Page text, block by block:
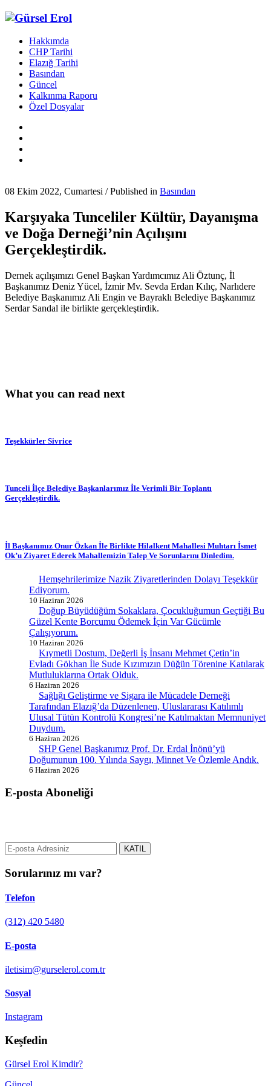
Hakkımda
CHP Tarihi
Elazığ Tarihi
Basından
Güncel
Kalkınma Raporu
Özel Dosyalar
08 Ekim 2022, Cumartesi /Published in Basından
Karşıyaka Tunceliler Kültür, Dayanışma
ve Doğa Derneği’nin Açılışını
Gerçekleştirdik.
Dernek açılışımızı Genel Başkan Yardımcımız Ali Öztunç, İl
Başkanımız Deniz Yücel, İzmir Mv. Sevda Erdan Kılıç, Narlıdere
Belediye Başkanımız Ali Engin ve Bayraklı Belediye Başkanımız
Serdar Sandal ile birlikte gerçekleştirdik.
What you can read next
Teşekkürler Sivrice
Tunceli İlçe Belediye Başkanlarımız İle Verimli Bir Toplantı
Gerçekleştirdik.
İl Başkanımız Onur Özkan İle Birlikte Hilalkent Mahallesi Muhtarı İsmet
Ok’u Ziyaret Ederek Mahallemizin Talep Ve Sorunlarını Dinledim.
Hemşehrilerimize Nazik Ziyaretlerinden Dolayı Teşekkür
Ediyorum.
10 Haziran 2026
Doğup Büyüdüğüm Sokaklara, Çocukluğumun Geçtiği Bu
Güzel Kente Borcumu Ödemek İçin Var Gücümle
Çalışıyorum.
10 Haziran 2026
Kıymetli Dostum, Değerli İş İnsanı Mehmet Çetin’in
Evladı Gökhan İle Sude Kızımızın Düğün Törenine Katılarak
Mutluluklarına Ortak Olduk.
6 Haziran 2026
Sağlığı Geliştirme ve Sigara ile Mücadele Derneği
Tarafından Elazığ’da Düzenlenen, Uluslararası Katılımlı
Ulusal Tütün Kontrolü Kongresi’ne Katılmaktan Memnuniyet
Duydum.
6 Haziran 2026
SHP Genel Başkanımız Prof. Dr. Erdal İnönü’yü
Doğumunun 100. Yılında Saygı, Minnet Ve Özlemle Andık.
6 Haziran 2026
E-posta Aboneliği
KATIL
Sorularınız mı var?
Telefon
(312) 420 5480
E-posta
iletisim@gurselerol.com.tr
Sosyal
Instagram
Keşfedin
Gürsel Erol Kimdir?